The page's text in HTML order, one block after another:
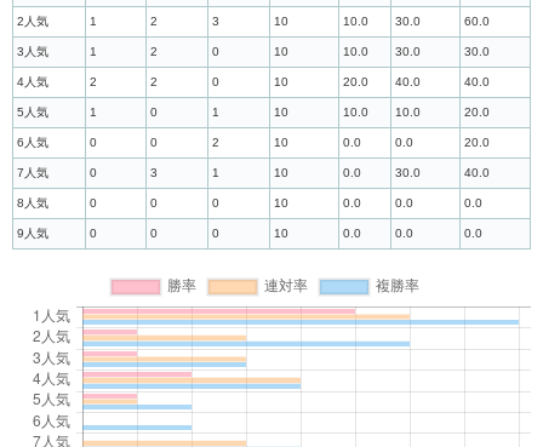
2人気 1 2 3 10 10.0 30.0 60.0
3人気 1 2 0 10 10.0 30.0 30.0
4人気 2 2 0 10 20.0 40.0 40.0
5人気 1 0 1 10 10.0 10.0 20.0
6人気 0 0 2 10 0.0 0.0 20.0
7人気 0 3 1 10 0.0 30.0 40.0
8人気 0 0 0 10 0.0 0.0 0.0
9人気 0 0 0 10 0.0 0.0 0.0